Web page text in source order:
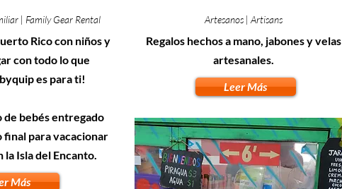
| Family Gear Rental
Rico con niños y
con todo lo que
es para ti!
bebés entregado
para vacacionar
Isla del Encanto.
Más
Artesanos | Artisans
Regalos hechos a mano, jabones y velas
artesanales.
Leer Más